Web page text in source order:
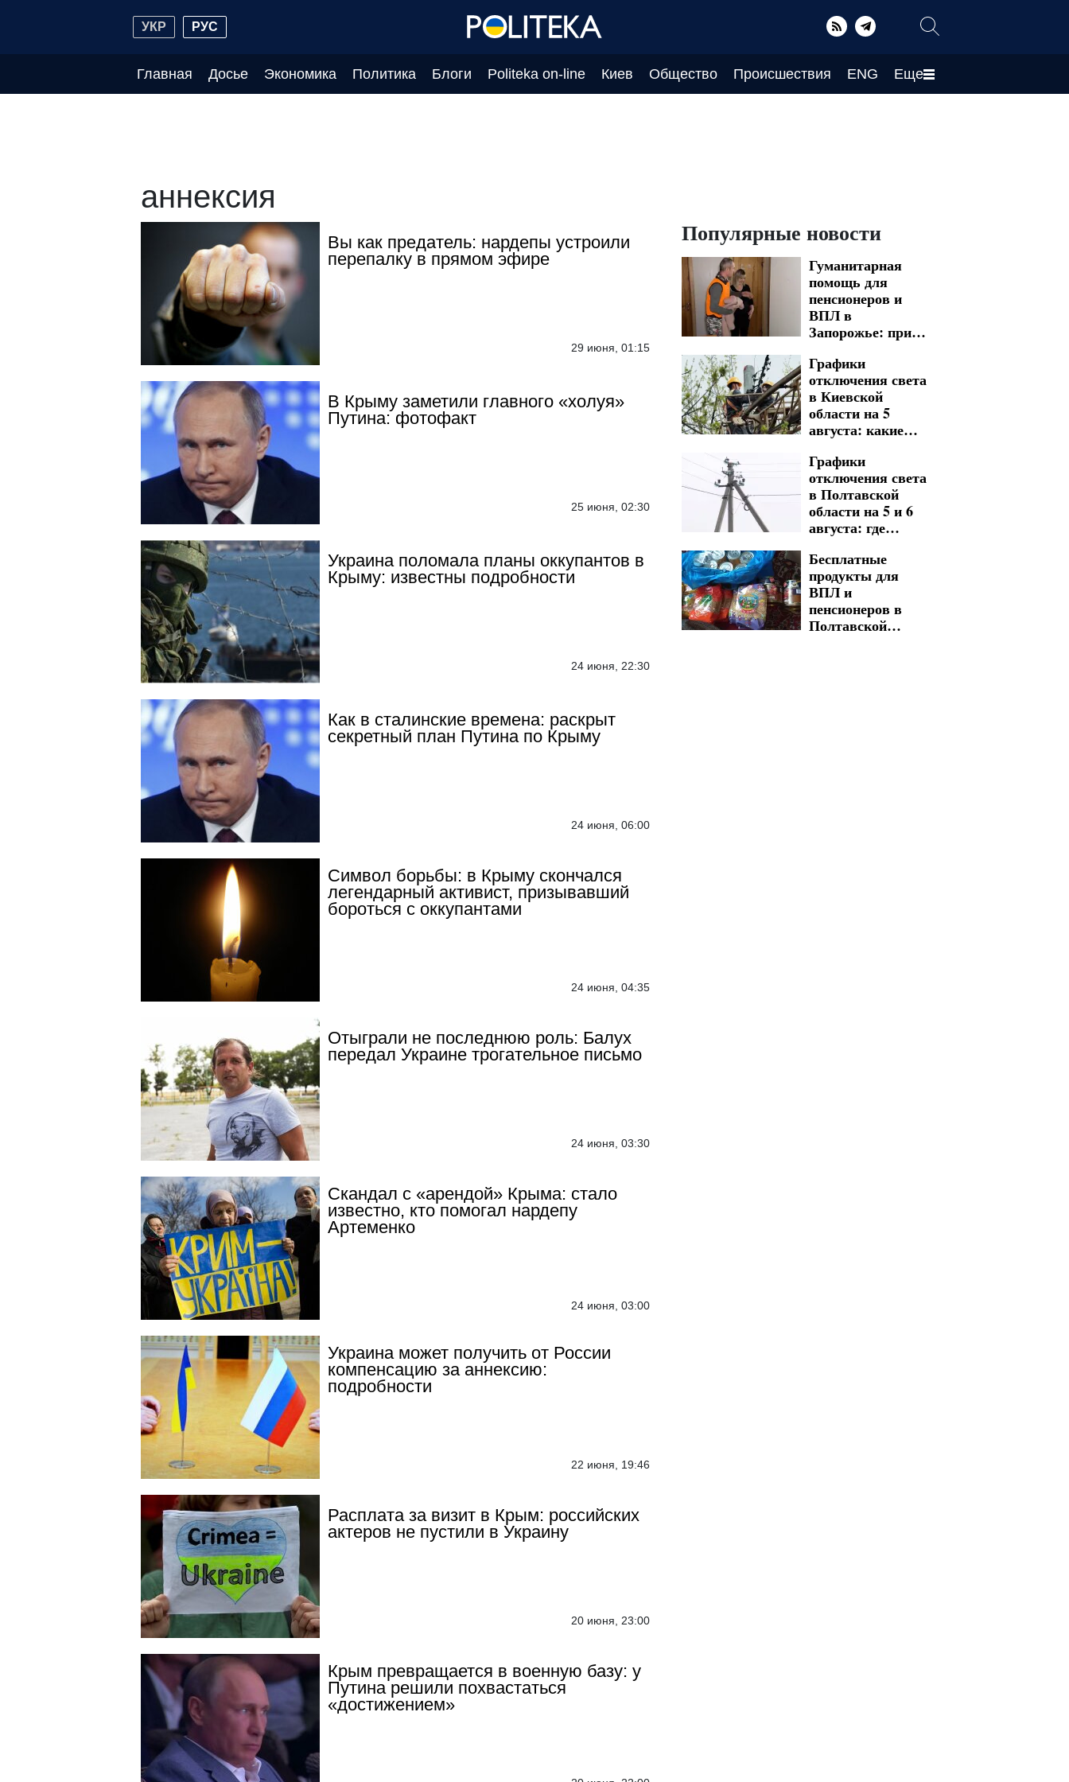
УКР РУС
Главная Досье Экономика Политика Блоги Politeka on-line Киев Общество Происшествия ENG Еще
аннексия
Вы как предатель: нардепы устроили
перепалку в прямом эфире
29 июня, 01:15
В Крыму заметили главного «холуя»
Путина: фотофакт
25 июня, 02:30
Украина поломала планы оккупантов в
Крыму: известны подробности
24 июня, 22:30
Как в сталинские времена: раскрыт
секретный план Путина по Крыму
24 июня, 06:00
Символ борьбы: в Крыму скончался
легендарный активист, призывавший
бороться с оккупантами
24 июня, 04:35
Отыграли не последнюю роль: Балух
передал Украине трогательное письмо
24 июня, 03:30
Скандал с «арендой» Крыма: стало
известно, кто помогал нардепу
Артеменко
24 июня, 03:00
Украина может получить от России
компенсацию за аннексию:
подробности
22 июня, 19:46
Расплата за визит в Крым: российских
актеров не пустили в Украину
20 июня, 23:00
Крым превращается в военную базу: у
Путина решили похвастаться
«достижением»
Популярные новости
Гуманитарная
помощь для
пенсионеров и
ВПЛ в
Запорожье: при
окажут поддержку
Графики
отключения света
в Киевской
области на 5
августа: какие
подготовили по
десяткам адресов
Графики
отключения света
в Полтавской
области на 5 и 6
августа: где
будут длиться
много часов
подряд
Бесплатные
продукты для
ВПЛ и
пенсионеров в
Полтавской